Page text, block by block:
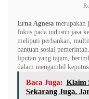
Erna Agnesa merupakan
fokus pada industri jasa
meliputi perbankan,
bantuan sosial
liputan yang tajam,
dalam mengambil
Baca Juga: Klaim
Sekarang Juga,